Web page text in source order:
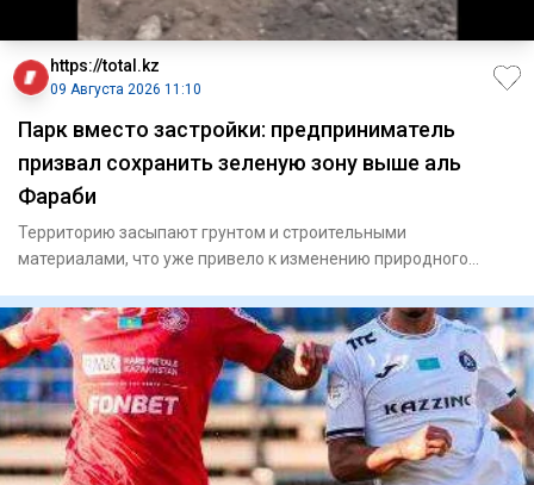
https://total.kz
09 Августа 2026 11:10
Парк вместо застройки: предприниматель
призвал сохранить зеленую зону выше аль
Фараби
Территорию засыпают грунтом и строительными
материалами, что уже привело к изменению природного